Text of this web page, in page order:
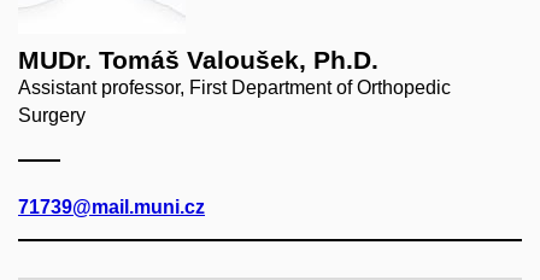
MUDr. Tomáš Valoušek, Ph.D.
Assistant professor, First Department of Orthopedic
Surgery
71739@mail.muni.cz